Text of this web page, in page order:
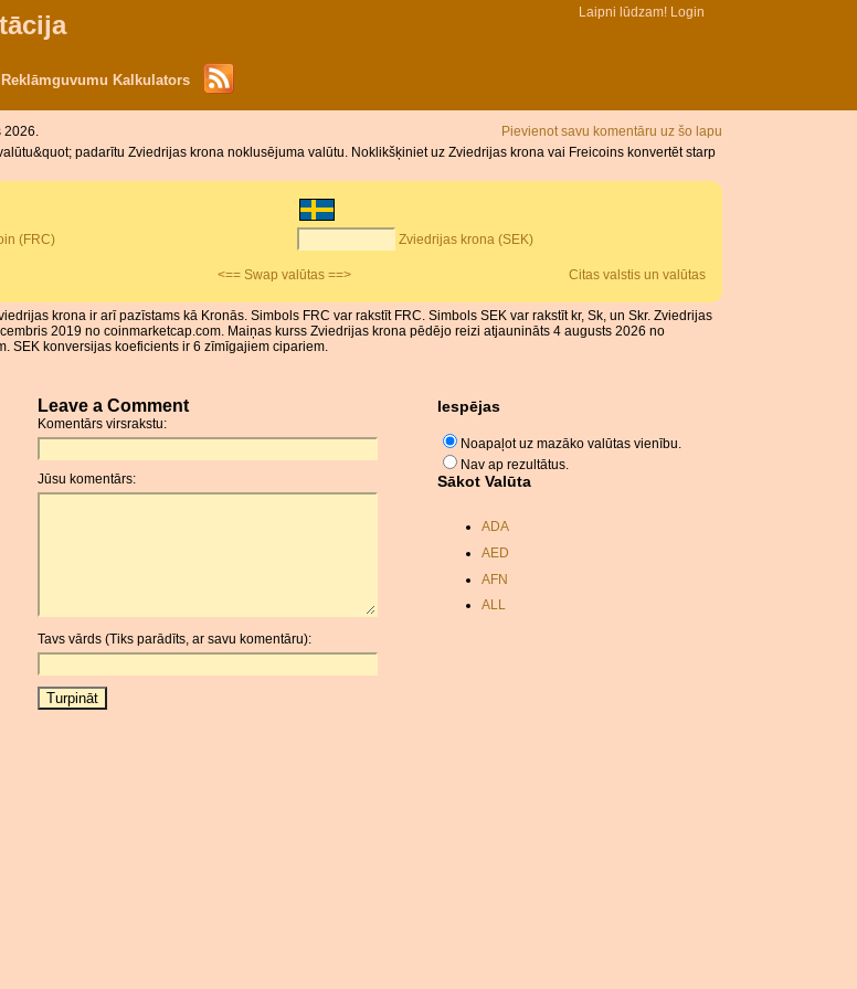
Laipni lūdzam! Login
Kalkulators
Pievienot savu komentāru uz šo lapu
2026.
padarītu Zviedrijas krona noklusējuma valūtu. Noklikšķiniet uz Zviedrijas krona vai Freicoins konvertēt starp
(FRC) Zviedrijas krona (SEK)
<== Swap valūtas ==> Citas valstis un valūtas
krona ir arī pazīstams kā Kronās. Simbols FRC var rakstīt FRC. Simbols SEK var rakstīt kr, Sk, un Skr. Zviedrijas
2019 no coinmarketcap.com. Maiņas kurss Zviedrijas krona pēdējo reizi atjaunināts 4 augusts 2026 no
SEK konversijas koeficients ir 6 zīmīgajiem cipariem.
Leave a Comment
Komentārs virsrakstu:
Jūsu komentārs:
Tavs vārds (Tiks parādīts, ar savu komentāru):
Iespējas
Noapaļot uz mazāko valūtas vienību.
Nav ap rezultātus.
Sākot Valūta
ADA
AED
AFN
ALL